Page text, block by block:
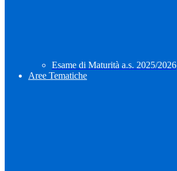
Esame di Maturità a.s. 2025/2026
Aree Tematiche